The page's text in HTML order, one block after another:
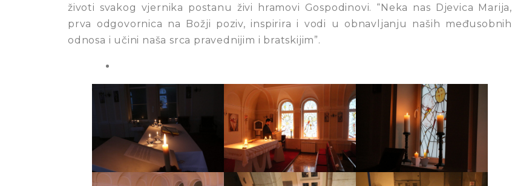
životi svakog vjernika postanu živi hramovi Gospodinovi. “Neka nas Djevica Marija,
prva odgovornica na Božji poziv, inspirira i vodi u obnavljanju naših međusobnih
odnosa i učini naša srca pravednijim i bratskijim”.